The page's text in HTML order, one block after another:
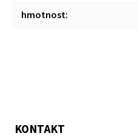
hmotnost:
KONTAKT